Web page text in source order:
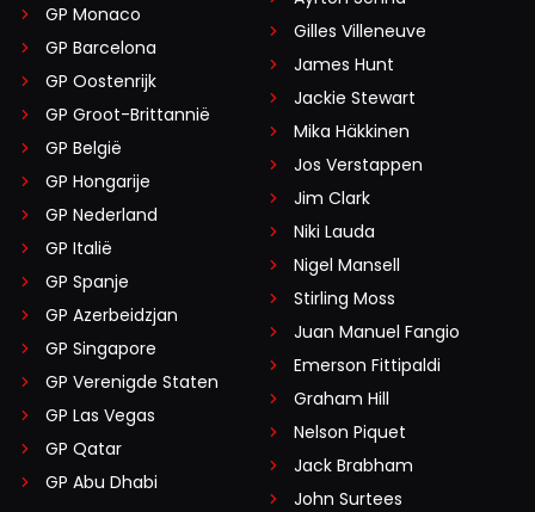
GP Monaco
GP Barcelona
GP Oostenrijk
GP Groot-Brittannië
GP België
GP Hongarije
GP Nederland
GP Italië
GP Spanje
GP Azerbeidzjan
GP Singapore
GP Verenigde Staten
GP Las Vegas
GP Qatar
GP Abu Dhabi
Gilles Villeneuve
James Hunt
Jackie Stewart
Mika Häkkinen
Jos Verstappen
Jim Clark
Niki Lauda
Nigel Mansell
Stirling Moss
Juan Manuel Fangio
Emerson Fittipaldi
Graham Hill
Nelson Piquet
Jack Brabham
John Surtees